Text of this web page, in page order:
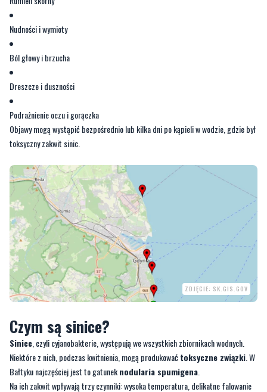
Ból głowy i brzucha
Dreszcze i duszności
Podrażnienie oczu i gorączka
Objawy mogą wystąpić bezpośrednio lub kilka dni po kąpieli w wodzie, gdzie był
toksyczny zakwit sinic.
ZDJĘCIE: SK.GIS.GOV
Czym są sinice?
Sinice, czyli cyjanobakterie, występują we wszystkich zbiornikach wodnych.
Bałtyku najczęściej jest to gatunek
Na ich zakwit wpływają trzy czynniki: wysoka temperatura, delikatne falowanie
wody oraz dostęp do azotanów i fosforanów, które przyspieszają proces
rozmnażania. Kwitnienie sinic w sezonie letnim jestnaturalnym zjawiskiem
Bądźcie czujni i unikajcie kąpieli w wodzie, gdzie sinice są obecne, aby uniknąć